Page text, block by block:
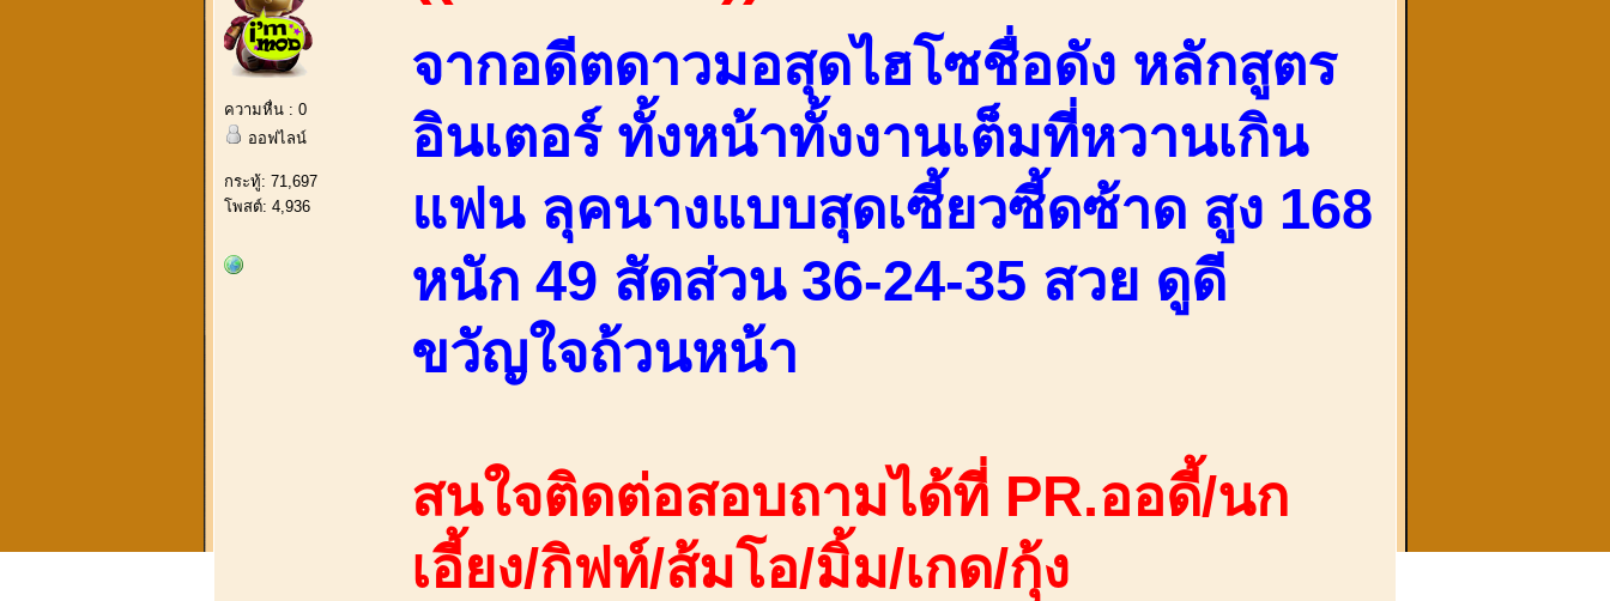
ความหื่น : 0
ออฟไลน์
กระทู้: 71,697
โพสต์: 4,936
จากอดีตดาวมอสุดไฮโซชื่อดัง หลักสูตร
อินเตอร์ ทั้งหน้าทั้งงานเต็มที่หวานเกิน
แฟน ลุคนางแบบสุดเซี้ยวซี้ดซ้าด สูง 168
หนัก 49 สัดส่วน 36-24-35 สวย ดูดี
ขวัญใจถ้วนหน้า
สนใจติดต่อสอบถามได้ที่ PR.ออดี้/นก
เอี้ยง/กิฟท์/ส้มโอ/มิ้ม/เกด/กุ้ง